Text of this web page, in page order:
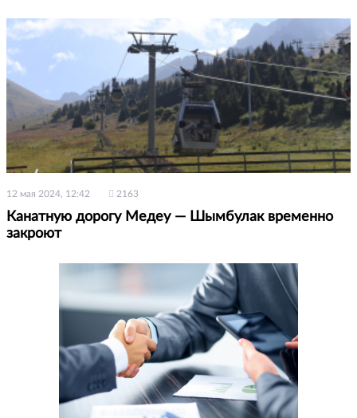
12 мая 2024, 12:42 2163
Канатную дорогу Медеу — Шымбулак временно
закроют